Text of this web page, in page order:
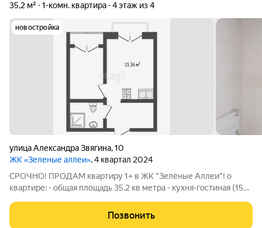
35,2 м² 1-комн. квартира 4 этаж из 4
новостройка
​улица Александра Звягина,10
ЖК «Зеленые аллеи», 4 квартал 2024
СРОЧНО! ПРОДАМ квартиру 1+ в ЖК "Зелёные Аллеи"! о
квартире: - общая площадь 35.2 кв метра - кухня-гостиная (15
- просторная , остеклённая "в пол" лоджия ( по желанию её
можно убрать) -
Позвонить